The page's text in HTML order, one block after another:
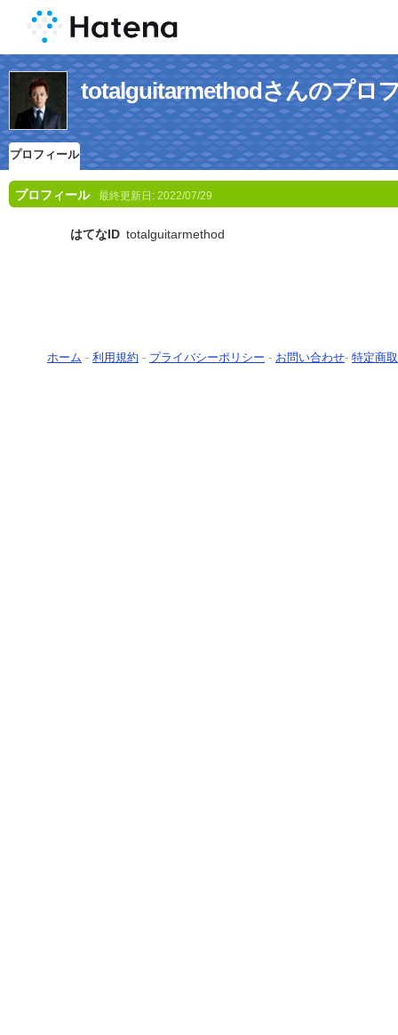
totalguitarmethodさんのプロ
プロフィール
プロフィール 最終更新日: 2022/07/29
はてなID totalguitarmethod
ホーム - 利用規約 - プライバシーポリシー - お問い合わせ- 特定商